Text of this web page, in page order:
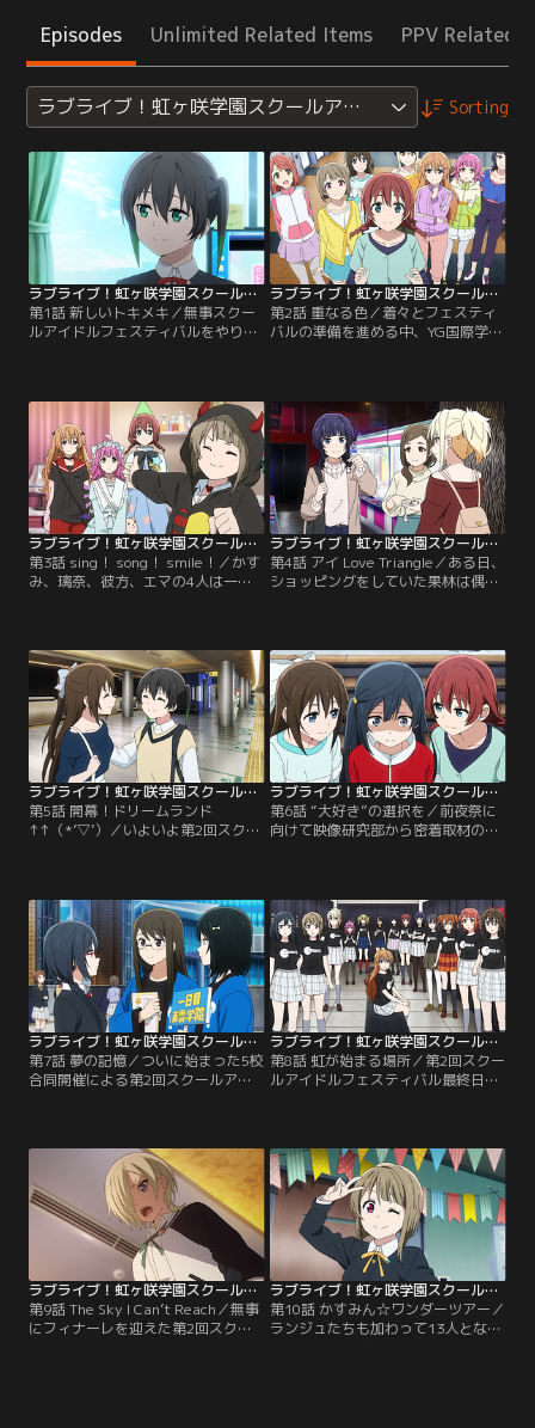
Episodes Unlimited Related Items PPV Related
ラブライブ！虹ヶ咲学園スクールアイドル同好会TVアニ
Sorting
ラブライブ！虹ヶ咲学園スクールアイドル同好会TVアニメ2期 第01話
第1話 新しいトキメキ／無事スクー
ルアイドルフェスティバルをやり遂
きたる虹ヶ咲学園のオープンキャン
パスで告知PVを公開しようと同好会
が盛り上がるなか、音楽科へ転科し
たばかりの侑は、編入者向けの補習
に悪戦苦闘。【提供：バンダイチャ
ンネル】
ラブライブ！虹ヶ咲学園スクールアイドル同好会TVアニメ2期 第02話
第2話 重なる色／着々とフェスティ
バルの準備を進める中、YG国際学園
断られてしまう。また、音楽科の補
習に四苦八苦の侑は、課題を軽々と
こなすミアが実は世界的な音楽一
家・テイラーファミリーの一員であ
り、さらに14歳という事実に衝撃を
受ける。【提供：バンダイチャンネ
ル】
ラブライブ！虹ヶ咲学園スクールアイドル同好会TVアニメ2期 第03話
第3話 sing！ song！ smile！／かす
み、璃奈、彼方、エマの4人は一緒
の合同ライブまで残された時間は少
ない。そこで璃奈は一人ずつやりた
いことを発表するためのお泊り会を
提案する。しかし、好き好きにやり
たいことを言い合うだけの夜が続
き…。【提供：バンダイチャンネ
ル】
ラブライブ！虹ヶ咲学園スクールアイドル同好会TVアニメ2期 第04話
第4話 アイ Love Triangle／ある日、
ショッピングをしていた果林は偶然
だという。体調を気遣う愛と、元気
に振る舞う美里。しかし果林は、美
里が時折見せる曇った表情が気にな
っていた。果林が事情を尋ねるも、
愛に余計な心配をかけたくない
と…。【提供：バンダイチャンネ
ル】
ラブライブ！虹ヶ咲学園スクールアイドル同好会TVアニメ2期 第05話
第5話 開幕！ドリームランド
↑↑（*’▽’）／いよいよ第2回スクー
中、しずくも所属している演劇部
が、前夜祭の演出を任されることに
なった。歩夢とせつ菜による歌と芝
居のユニットを想像していたしずく
は、内密に侑に相談。すると侑から
ある提案があり…。【提供：バンダ
イチャンネル】
ラブライブ！虹ヶ咲学園スクールアイドル同好会TVアニメ2期 第06話
第6話 “大好き”の選択を／前夜祭に
向けて映像研究部から密着取材の申
ることに。生徒会長とスクールアイ
ドル、全く違う二つの大好きを、そ
れぞれ続けるためにはこのままがよ
いとせつ菜は語る。しかし、学園中
が開催日に向けて盛り上がるな
か…。【提供：バンダイチャンネ
ル】
ラブライブ！虹ヶ咲学園スクールアイドル同好会TVアニメ2期 第07話
第7話 夢の記憶／ついに始まった5校
合同開催による第2回スクールアイ
学院での開催となった。その展示室
に飾られていたスクールアイドル時
代の三船薫子と幼い栞子の写真。か
つて栞子にもスクールアイドルに憧
れる気持ちがあったことを知った侑
たちは…。【提供：バンダイチャン
ラブライブ！虹ヶ咲学園スクールアイドル同好会TVアニメ2期 第08話
第8話 虹が始まる場所／第2回スクー
ルアイドルフェスティバル最終日。
なかった。最高の曲にしなければい
けないというプレッシャーのもと、
考え込んでしまう侑。侑の作った曲
を歌う、それだけで素敵なことだと
励ます同好会メンバーの言葉に…。
【提供：バンダイチャンネル】
ラブライブ！虹ヶ咲学園スクールアイドル同好会TVアニメ2期 第09話
第9話 The Sky I Can’t Reach／無事
にフィナーレを迎えた第2回スクー
ラブライブ！虹ヶ咲学園スクールアイドル同好会TVアニメ2期 第10話
第10話 かすみん☆ワンダーツアー／
ランジュたちも加わって13人とな